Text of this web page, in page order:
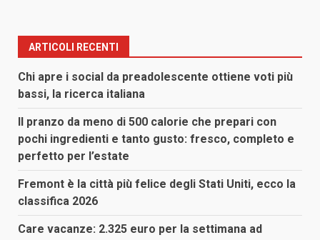
ARTICOLI RECENTI
Chi apre i social da preadolescente ottiene voti più
bassi, la ricerca italiana
Il pranzo da meno di 500 calorie che prepari con
pochi ingredienti e tanto gusto: fresco, completo e
perfetto per l’estate
Fremont è la città più felice degli Stati Uniti, ecco la
classifica 2026
Care vacanze: 2.325 euro per la settimana ad